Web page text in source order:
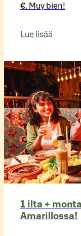
€. Muy bien!
Lue lisää
1 ilta +
Amarillossa!